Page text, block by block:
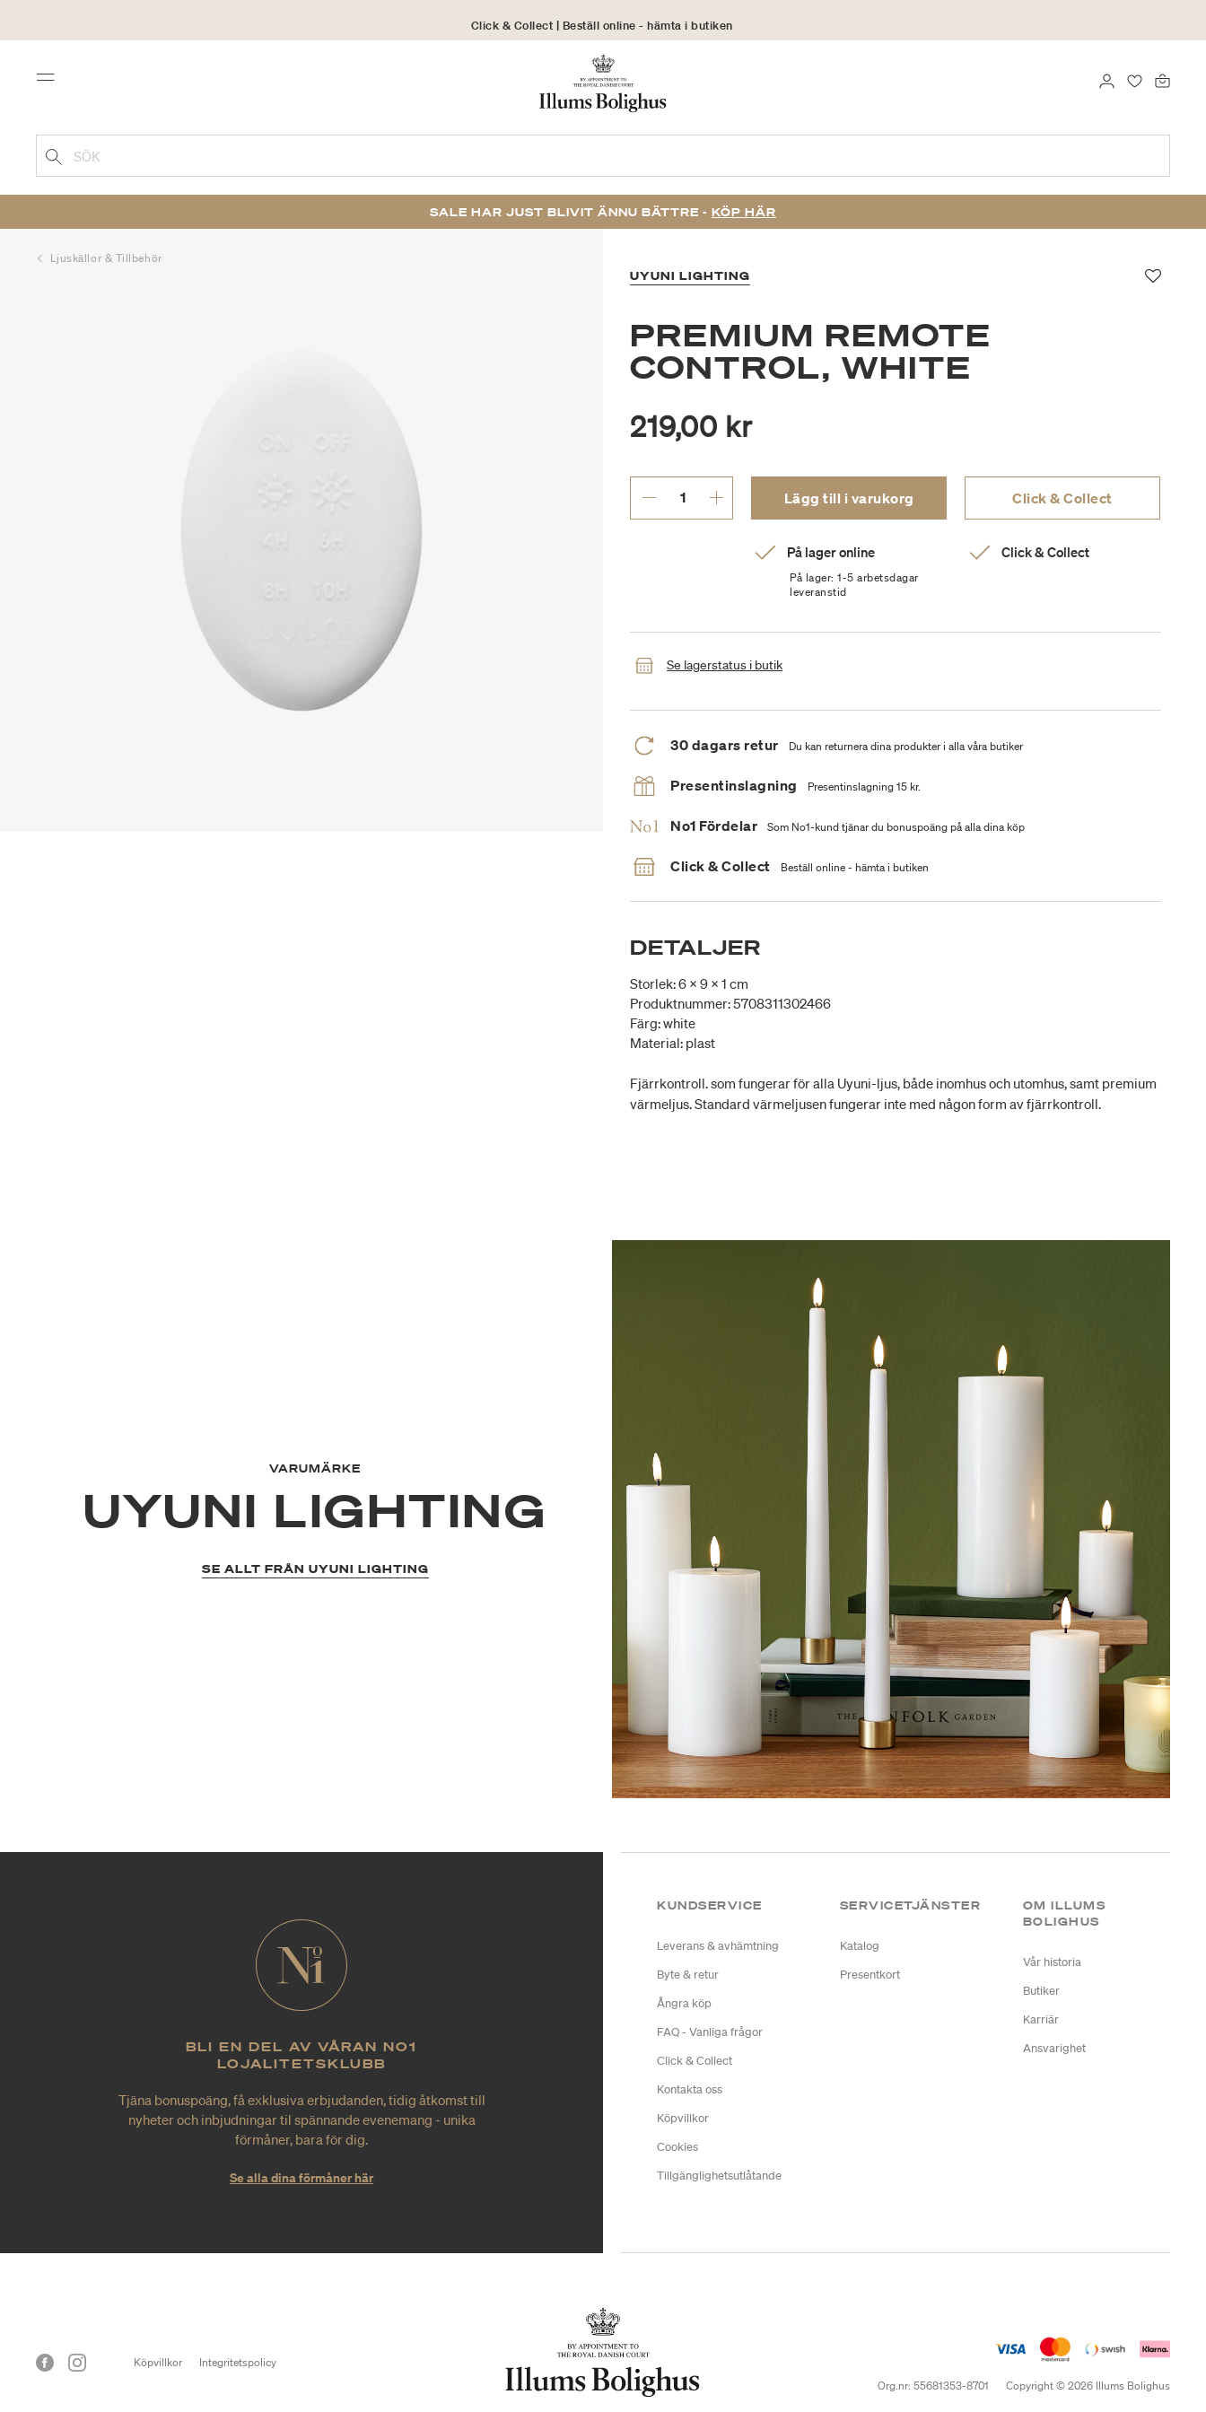
Click & Collect | Beställ online - hämta i butiken
30 dagars returrätt
Menu FAVORITER
LOGGA IN
SÖK
SALE HAR JUST BLIVIT ÄNNU BÄTTRE - KÖP HÄR
Ljuskällor & Tillbehör
UYUNI LIGHTING
PREMIUM REMOTE
CONTROL, WHITE
219,00 kr
Lägg till i varukorg Click & Collect
På lager online
På lager: 1-5 arbetsdagar
leveranstid
Click & Collect
Se lagerstatus i butik
30 dagars retur Du kan returnera dina produkter i alla våra butiker
Presentinslagning Presentinslagning 15 kr.
No1 Fördelar Som No1-kund tjänar du bonuspoäng på alla dina köp
Click & Collect Beställ online - hämta i butiken
DETALJER
Storlek: 6 x 9 x 1 cm
Produktnummer: 5708311302466
Färg: white
Material: plast
Fjärrkontroll. som fungerar för alla Uyuni-ljus, både inomhus och utomhus, samt premium
värmeljus. Standard värmeljusen fungerar inte med någon form av fjärrkontroll.
VARUMÄRKE
UYUNI LIGHTING
SE ALLT FRÅN UYUNI LIGHTING
BLI EN DEL AV VÅRAN NO1
LOJALITETSKLUBB
Tjäna bonuspoäng, få exklusiva erbjudanden, tidig åtkomst till
nyheter och inbjudningar til spännande evenemang - unika
förmåner, bara för dig.
Se alla dina förmåner här
KUNDSERVICE
Leverans & avhämtning
Byte & retur
Ångra köp
FAQ - Vanliga frågor
Click & Collect
Kontakta oss
Köpvillkor
Cookies
Tillgänglighetsutlåtande
SERVICETJÄNSTER
Katalog
Presentkort
OM ILLUMS
BOLIGHUS
Vår historia
Butiker
Karriär
Ansvarighet
Köpvillkor
Integritetspolicy
Org.nr: 55681353-8701
Copyright © 2026 Illums Bolighus